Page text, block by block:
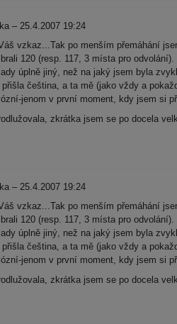
– 25.4.2007 19:24
vzkaz...Tak po menším přemáhání
brali 120 (resp. 117, 3 místa pro
úplně jiný, než na jaký jsem byla
přišla čeština, a ta mě (jako vždy a
jenom v první moment, kdy jsem si
zkrátka jsem se po docela
– 25.4.2007 19:24
vzkaz...Tak po menším přemáhání
brali 120 (resp. 117, 3 místa pro
úplně jiný, než na jaký jsem byla
přišla čeština, a ta mě (jako vždy a
jenom v první moment, kdy jsem si
zkrátka jsem se po docela